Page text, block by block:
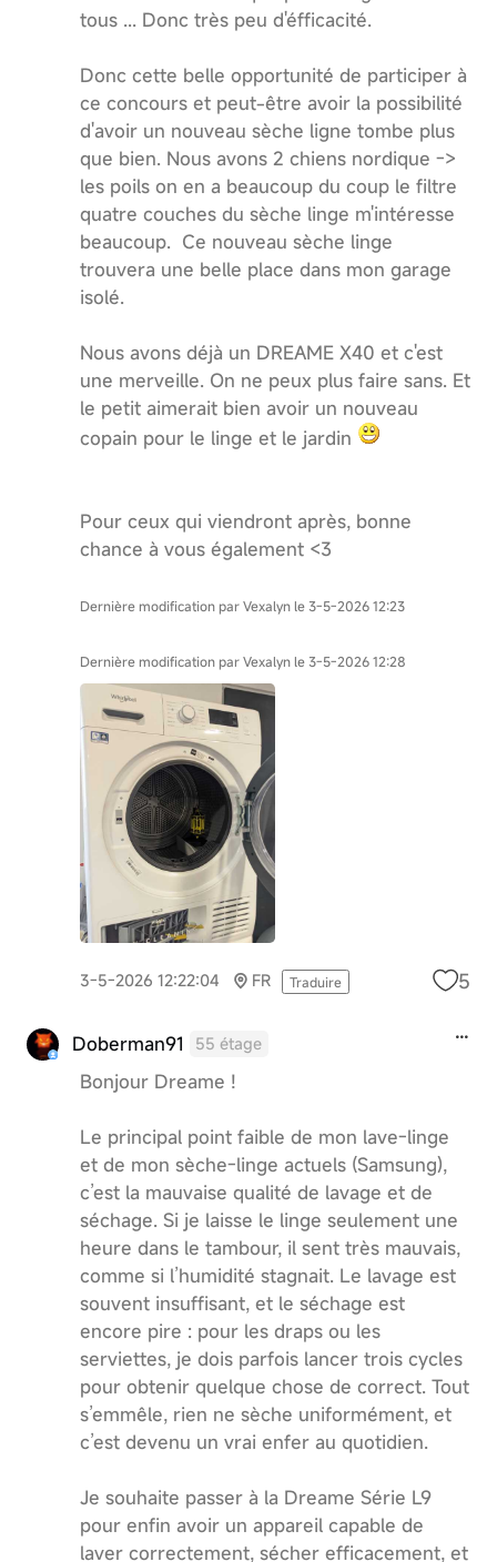
tous ... Donc très peu d'éfficacité.
Donc cette belle opportunité de participer à
ce concours et peut-être avoir la possibilité
d'avoir un nouveau sèche ligne tombe plus
que bien. Nous avons 2 chiens nordique ->
les poils on en a beaucoup du coup le filtre
quatre couches du sèche linge m'intéresse
beaucoup. Ce nouveau sèche linge
trouvera une belle place dans mon garage
isolé.
Nous avons déjà un DREAME X40 et c'est
une merveille. On ne peux plus faire sans. Et
le petit aimerait bien avoir un nouveau
copain pour le linge et le jardin
Pour ceux qui viendront après, bonne
chance à vous également <3
Dernière modification par Vexalyn le 3-5-2026 12:23
Dernière modification par Vexalyn le 3-5-2026 12:28
3-5-2026 12:22:04 FR Traduire 5
Doberman91 55 étage
Bonjour Dreame !
Le principal point faible de mon lave‑linge
et de mon sèche‑linge actuels (Samsung),
c’est la mauvaise qualité de lavage et de
séchage. Si je laisse le linge seulement une
heure dans le tambour, il sent très mauvais,
comme si l’humidité stagnait. Le lavage est
souvent insuffisant, et le séchage est
encore pire : pour les draps ou les
serviettes, je dois parfois lancer trois cycles
pour obtenir quelque chose de correct. Tout
s’emmêle, rien ne sèche uniformément, et
c’est devenu un vrai enfer au quotidien.
Je souhaite passer à la Dreame Série L9
pour enfin avoir un appareil capable de
laver correctement, sécher efficacement, et